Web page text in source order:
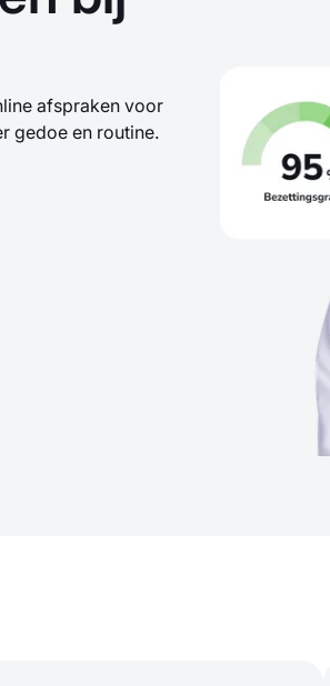
afspraken voor
gedoe en routine.